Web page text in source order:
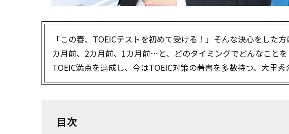
「この春、TOEICテストを初めて受ける！」そんな決心をした
カ月前、2カ月前、1カ月前…と、どのタイミングでどんなこと
TOEIC満点を達成し、今はTOEIC対策の著書を多数持つ、大里秀
目次